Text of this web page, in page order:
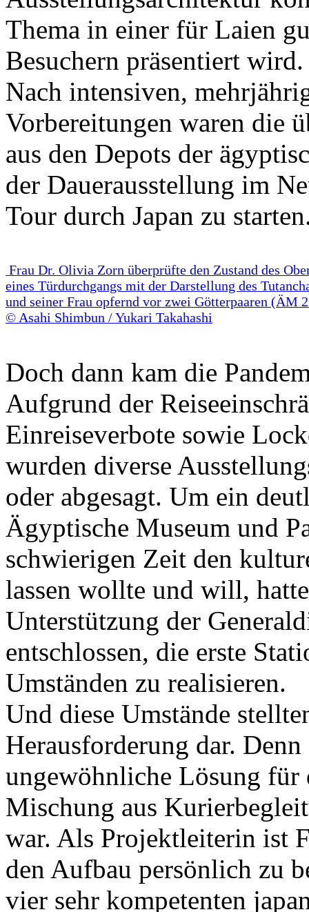
Thema in einer für Laien
Besuchern präsentiert wird.
Nach intensiven,
Vorbereitungen waren die
aus den Depots der
der Dauerausstellung im
Tour durch Japan zu
Frau Dr. Olivia Zorn überprüfte den Zustand des
eines Türdurchgangs mit der Darstellung des
und seiner Frau opfernd vor zwei Götterpaaren (ÄM
© Asahi Shimbun / Yukari Takahashi
Doch dann kam die
Aufgrund der
Einreiseverbote sowie
wurden diverse
oder abgesagt. Um ein
Ägyptische Museum und
schwierigen Zeit den
lassen wollte und will,
Unterstützung der
entschlossen, die erste
Umständen zu realisieren.
Und diese Umstände
Herausforderung dar.
ungewöhnliche Lösung für
Mischung aus
war. Als Projektleiterin ist
den Aufbau persönlich zu
vier sehr kompetenten